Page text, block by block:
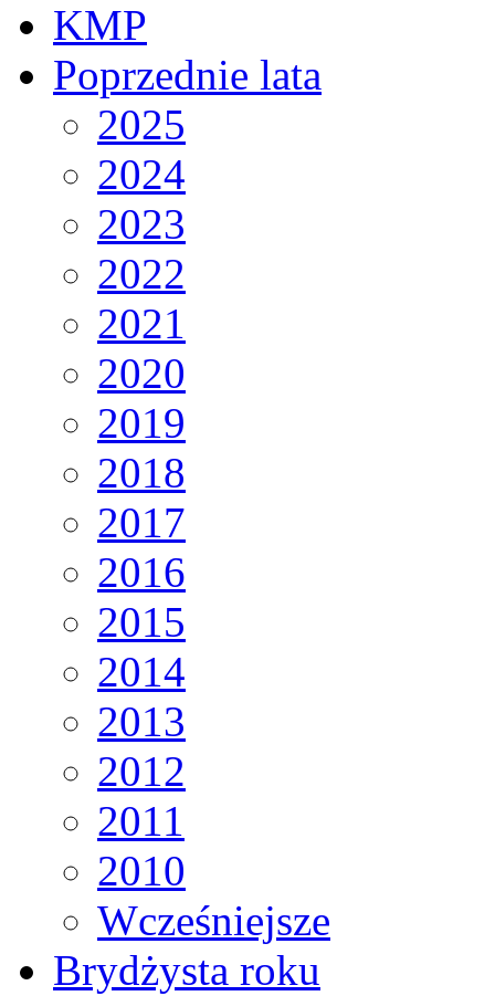
KMP
Poprzednie lata
2025
2024
2023
2022
2021
2020
2019
2018
2017
2016
2015
2014
2013
2012
2011
2010
Wcześniejsze
Brydżysta roku